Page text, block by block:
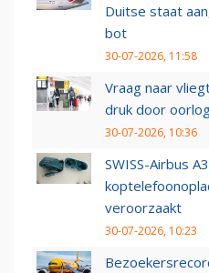
Duitse staat
bot
30-07-2026, 11:58
Vraag naar
druk door
30-07-2026, 10:36
SWISS-Airbus
veroorzaakt
30-07-2026, 10:23